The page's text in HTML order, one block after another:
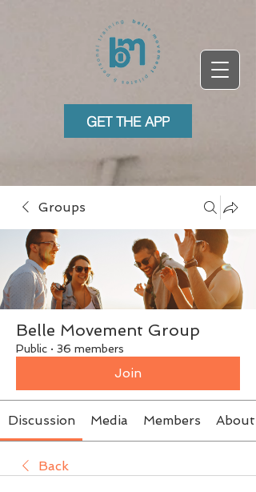
GET THE APP
Groups
Belle Movement Group
Public · 36 members
Join
Discussion Media Members About
Back